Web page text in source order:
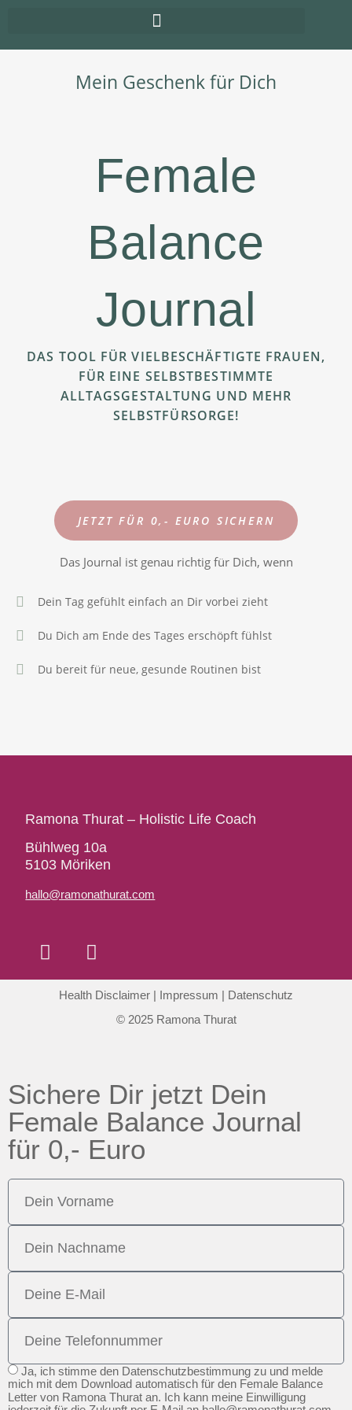
Mein Geschenk für Dich
Female
Balance
Journal
DAS TOOL FÜR VIELBESCHÄFTIGTE FRAUEN,
FÜR EINE SELBSTBESTIMMTE
ALLTAGSGESTALTUNG UND MEHR
SELBSTFÜRSORGE!
JETZT FÜR 0,- EURO SICHERN
Das Journal ist genau richtig für Dich, wenn
Dein Tag gefühlt einfach an Dir vorbei zieht
Du Dich am Ende des Tages erschöpft fühlst
Du bereit für neue, gesunde Routinen bist
Ramona Thurat – Holistic Life Coach
Bühlweg 10a
5103 Möriken
hallo@ramonathurat.com
© 2025 Ramona Thurat
Health Disclaimer | Impressum | Datenschutz
Sichere Dir jetzt Dein
Female Balance Journal
für 0,- Euro
Ja, ich stimme den Datenschutzbestimmung zu und melde
mich mit dem Download automatisch für den Female Balance
Letter von Ramona Thurat an. Ich kann meine Einwilligung